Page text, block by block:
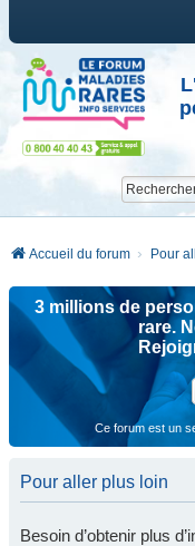
Accueil du forum Pour
3 millions de
rare.
Ce forum est un
Pour aller plus loin
Besoin d’obtenir plus